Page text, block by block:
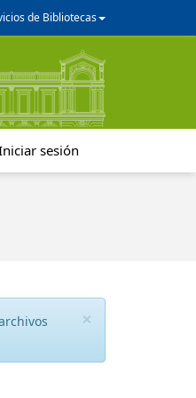
de Bibliotecas
sesión
×